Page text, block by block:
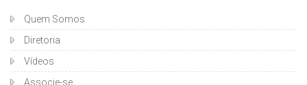
Quem Somos
Diretoria
Vídeos
Associe-se